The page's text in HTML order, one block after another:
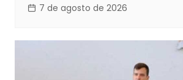
7 de agosto de 2026